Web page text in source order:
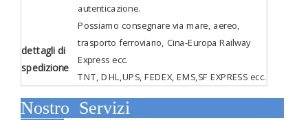
autenticazione.
dettagli di
spedizione
Possiamo consegnare via mare, aereo,
trasporto ferroviario, Cina-Europa Railway
Express ecc.
TNT, DHL,UPS, FEDEX, EMS,SF EXPRESS ecc.
Nostro Servizi